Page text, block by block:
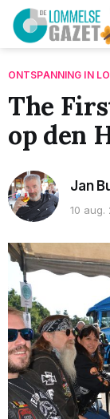
ONTSPANNING IN
The
op den
Jan
10 aug.